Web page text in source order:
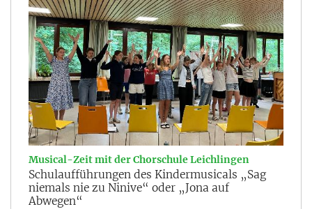
Musical-Zeit mit der Chorschule Leichlingen
Schulaufführungen des Kindermusicals „Sag
niemals nie zu Ninive“ oder „Jona auf
Abwegen“